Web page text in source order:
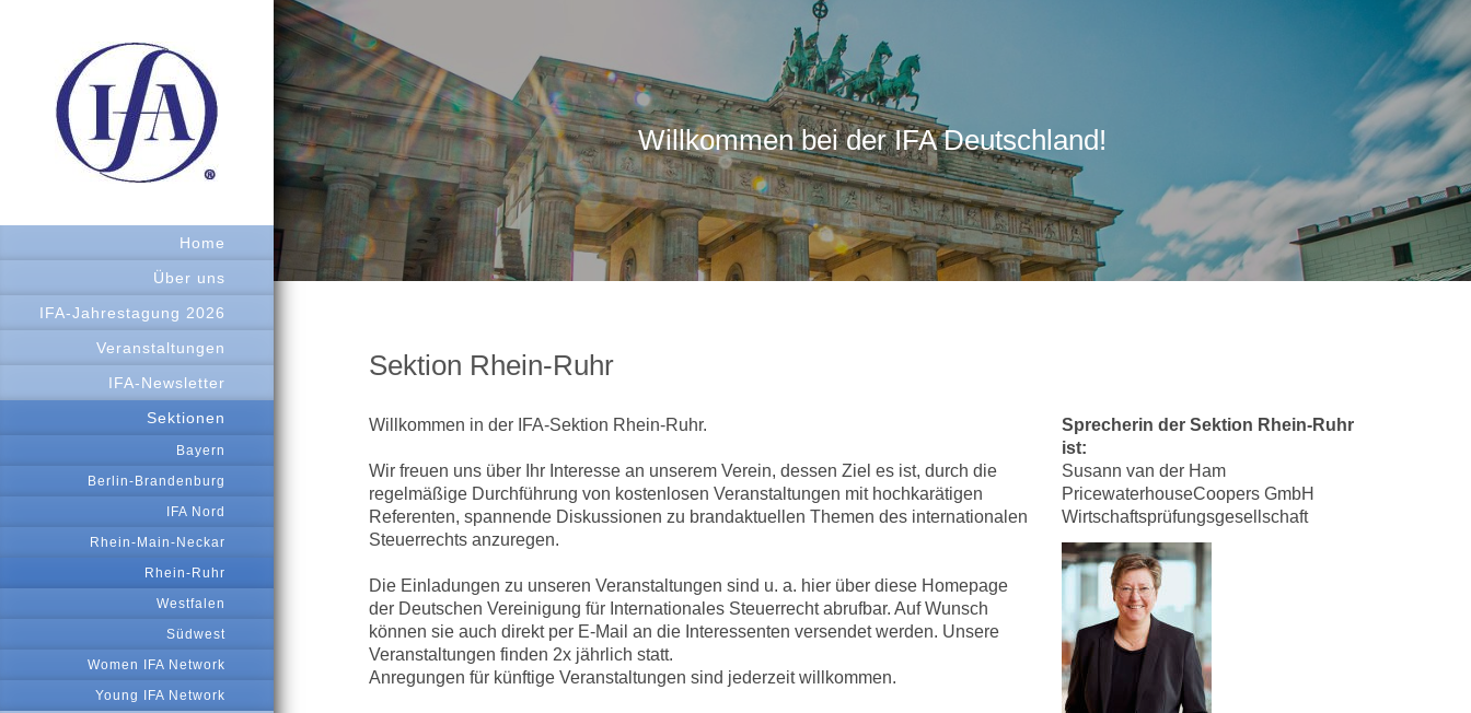
Home
Über uns
IFA-Jahrestagung 2026
Veranstaltungen
IFA-Newsletter
Sektionen
Bayern
Berlin-Brandenburg
IFA Nord
Rhein-Main-Neckar
Rhein-Ruhr
Westfalen
Südwest
Women IFA Network
Young IFA Network
Willkommen bei der IFA Deutschland!
Sektion Rhein-Ruhr
Willkommen in der IFA-Sektion Rhein-Ruhr.
Wir freuen uns über Ihr Interesse an unserem Verein, dessen Ziel es ist, durch die
regelmäßige Durchführung von kostenlosen Veranstaltungen mit hochkarätigen
Referenten, spannende Diskussionen zu brandaktuellen Themen des internationalen
Steuerrechts anzuregen.
Die Einladungen zu unseren Veranstaltungen sind u. a. hier über diese Homepage
der Deutschen Vereinigung für Internationales Steuerrecht abrufbar. Auf Wunsch
können sie auch direkt per E-Mail an die Interessenten versendet werden. Unsere
Veranstaltungen finden 2x jährlich statt.
Anregungen für künftige Veranstaltungen sind jederzeit willkommen.
Sprecherin der Sektion Rhein-Ruhr
ist:
Susann van der Ham
PricewaterhouseCoopers GmbH
Wirtschaftsprüfungsgesellschaft